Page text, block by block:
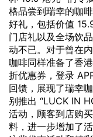
格品尝到瑞幸的咖
好礼，包括价值
门店礼以及全场饮
动不已。对于曾在
咖啡同样准备了香
折优惠券，登录
回馈，展现了瑞幸
别推出 “LUCK IN
活动，顾客到店购
料，进一步增加了